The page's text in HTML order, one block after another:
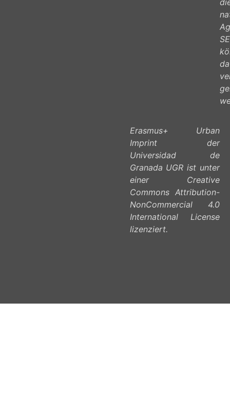
Erasmus+ Urban
Imprint der
Universidad de
Granada UGR ist unter
einer Creative
Commons Attribution-
NonCommercial 4.0
International License
lizenziert.